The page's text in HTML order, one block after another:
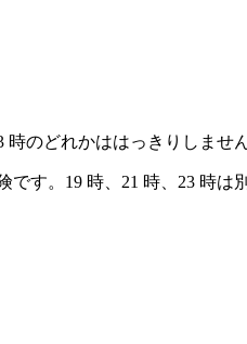
のどれかははっきりしません
す。19 時、21 時、23 時は